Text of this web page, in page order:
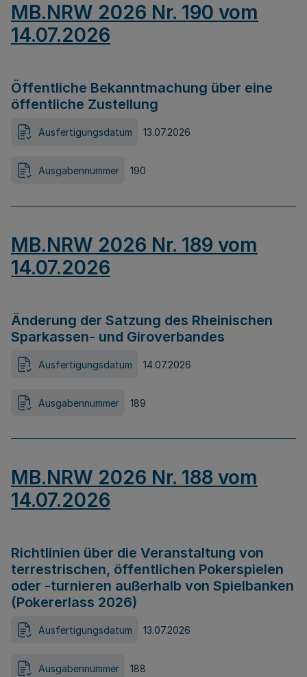
MB.NRW 2026 Nr. 190 vom
14.07.2026
Öffentliche Bekanntmachung über eine
öffentliche Zustellung
Ausfertigungsdatum 13.07.2026
Ausgabennummer 190
MB.NRW 2026 Nr. 189 vom
14.07.2026
Änderung der Satzung des Rheinischen
Sparkassen- und Giroverbandes
Ausfertigungsdatum 14.07.2026
Ausgabennummer 189
MB.NRW 2026 Nr. 188 vom
14.07.2026
Richtlinien über die Veranstaltung von
terrestrischen, öffentlichen Pokerspielen
oder -turnieren außerhalb von Spielbanken
(Pokererlass 2026)
Ausfertigungsdatum 13.07.2026
Ausgabennummer 188